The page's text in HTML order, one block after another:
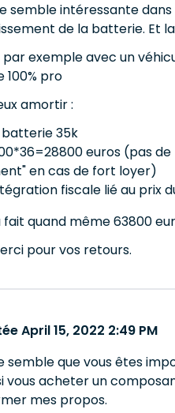
semble intéressante
de la batterie. Et
exemple avec un
100% pro
amortir :
batterie 35k
euros (pas
en cas de fort loyer)
fiscale lié au prix
fait quand même 63800
pour vos retours.
April 15, 2022 2:49 PM
semble que vous êtes
vous acheter un
mes propos.